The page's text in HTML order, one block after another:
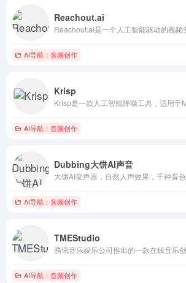
Reachout.ai
Reachout.ai是一个人工智能驱动的视频
AI导航：音频创作
Krisp
Krisp是一款人工智能降噪工具，适用于
AI导航：音频创作
Dubbing大饼AI声音
大饼AI变声器，自然人声效果，千种音
AI导航：音频创作
TMEStudio
腾讯音乐娱乐公司推出的一款在线音乐
AI导航：音频创作